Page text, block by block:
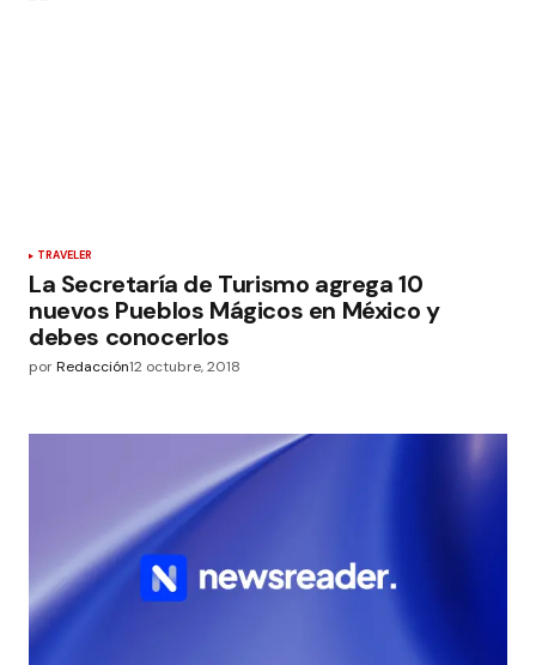
TRAVELER
La Secretaría de Turismo agrega 10
nuevos Pueblos Mágicos en México y
debes conocerlos
porRedacción12 octubre, 2018